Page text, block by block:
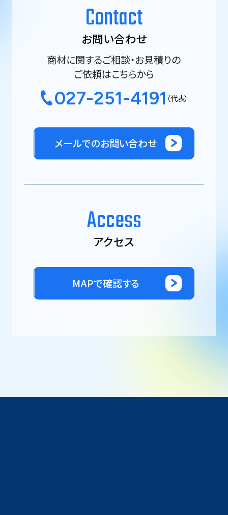
Contact
お問い合わせ
商材に関するご相談・お見積りの
ご依頼はこちらから
027-251-4191 （代表）
メールでのお問い合わせ
Access
アクセス
MAPで確認する